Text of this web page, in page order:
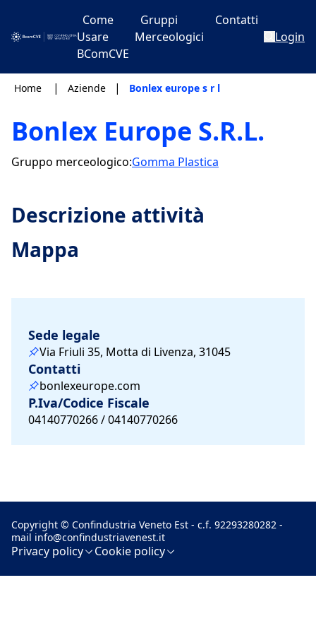
Come
Usare
BComCVE
Gruppi
Merceologici
Contatti
Login
Home | Aziende | Bonlex europe s r l
Bonlex Europe S.R.L.
Gruppo merceologico:Gomma Plastica
Descrizione attività
Mappa
Sede legale
Via Friuli 35, Motta di Livenza, 31045
Contatti
bonlexeurope.com
P.Iva/Codice Fiscale
04140770266 / 04140770266
Copyright © Confindustria Veneto Est - c.f. 92293280282 -
mail info@confindustriavenest.it
Privacy policy Cookie policy